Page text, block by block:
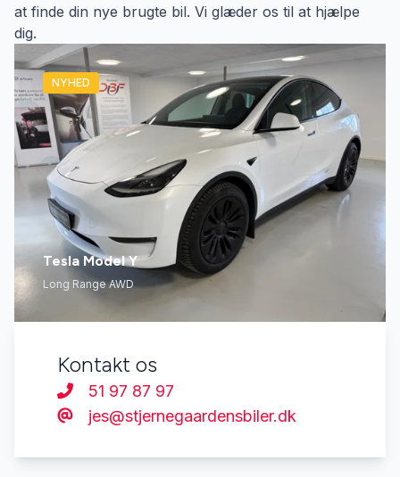
at finde din nye brugte bil. Vi glæder os til at hjælpe
dig.
NYHED
Tesla Model Y
Long Range AWD
Kontakt os
51 97 87 97
jes@stjernegaardensbiler.dk